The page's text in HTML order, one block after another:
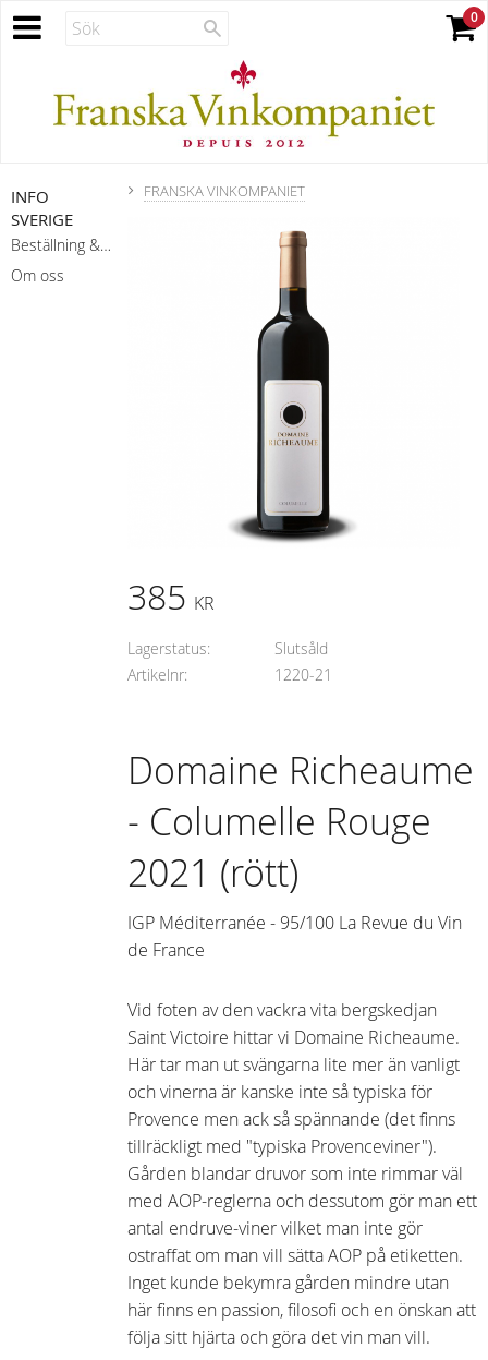
FRANSKA VINKOMPANIET
385 KR
Lagerstatus
Slutsåld
Artikelnr
1220-21
Domaine Richeaume
- Columelle Rouge
2021 (rött)
IGP Méditerranée - 95/100 La Revue du Vin
de France
Vid foten av den vackra vita bergskedjan
Saint Victoire hittar vi Domaine Richeaume.
Här tar man ut svängarna lite mer än vanligt
och vinerna är kanske inte så typiska för
Provence men ack så spännande (det finns
tillräckligt med "typiska Provenceviner").
Gården blandar druvor som inte rimmar väl
med AOP-reglerna och dessutom gör man ett
antal endruve-viner vilket man inte gör
ostraffat om man vill sätta AOP på etiketten.
Inget kunde bekymra gården mindre utan
här finns en passion, filosofi och en önskan att
följa sitt hjärta och göra det vin man vill.
INFO
SVERIGE
Beställning & leverans
Om oss